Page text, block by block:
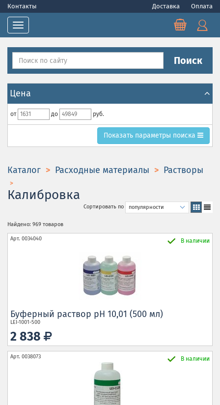
Контакты Доставка Оплата
Toggle navigation
Поиск
Цена
от до руб.
Toggle search parametrs
Показать параметры поиска
Каталог Расходные материалы Растворы
Калибровка
Сортировать по
Найдено: 969 товаров
Арт. 0034040 В наличии
Буферный раствор pH 10,01 (500 мл)
LEI-1001-500
2 838
Арт. 0038073 В наличии